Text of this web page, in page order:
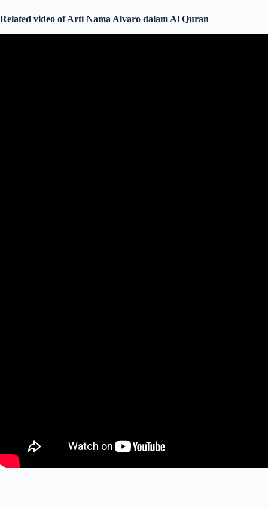
Related video of Arti Nama Alvaro dalam Al Quran